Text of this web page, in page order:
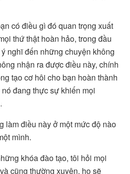
có điều gì đó quan trọng xuất
thứ thật hoàn hảo, trong đầu
nghĩ đến những chuyện không
nhận ra được điều này, chính
tạo cơ hôi cho bạn hoàn thành
đang thực sự khiến mọi
làm điều này ở một mức độ nào
mình.
khóa đào tạo, tôi hỏi mọi
cũng thường xuyên, họ sẽ